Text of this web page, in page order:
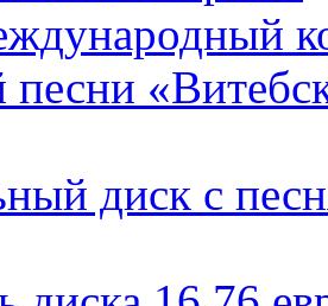
песни
диск с